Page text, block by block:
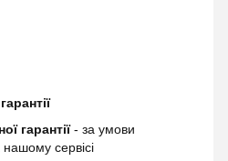
гарантії- за умови
сервісі